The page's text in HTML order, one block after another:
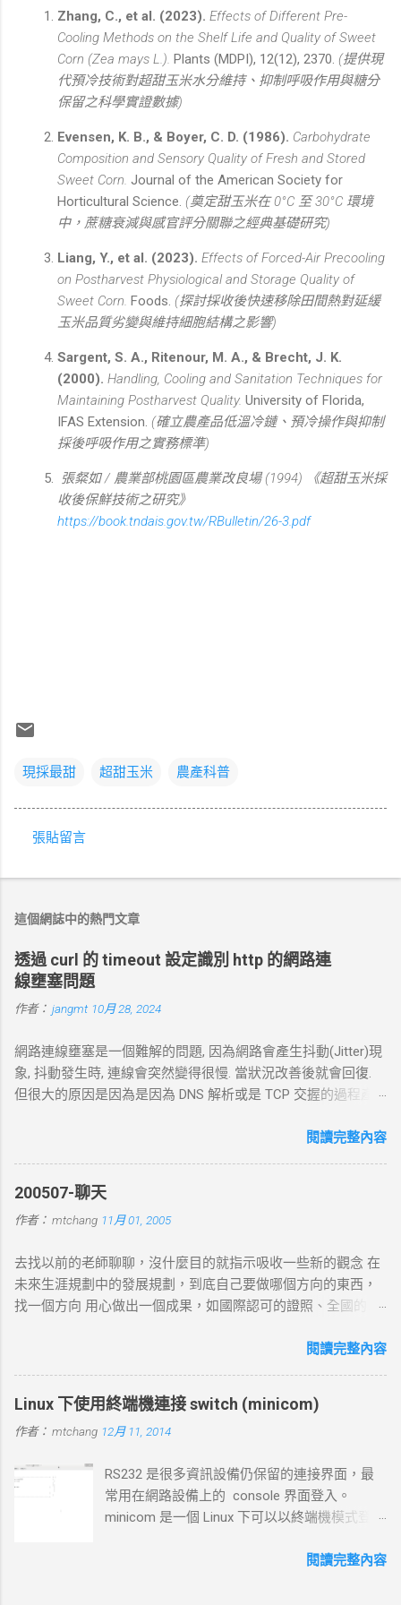
Zhang, C., et al. (2023). Effects of Different Pre-
Cooling Methods on the Shelf Life and Quality of Sweet
Corn (Zea mays L.). Plants (MDPI), 12(12), 2370. (提供現
代預冷技術對超甜玉米水分維持、抑制呼吸作用與糖分
保留之科學實證數據)
Evensen, K. B., & Boyer, C. D. (1986). Carbohydrate
Composition and Sensory Quality of Fresh and Stored
Sweet Corn. Journal of the American Society for
Horticultural Science. (奠定甜玉米在 0°C 至 30°C 環境
中，蔗糖衰減與感官評分關聯之經典基礎研究)
Liang, Y., et al. (2023). Effects of Forced-Air Precooling
on Postharvest Physiological and Storage Quality of
Sweet Corn. Foods. (探討採收後快速移除田間熱對延緩
玉米品質劣變與維持細胞結構之影響)
Sargent, S. A., Ritenour, M. A., & Brecht, J. K.
(2000). Handling, Cooling and Sanitation Techniques for
Maintaining Postharvest Quality. University of Florida,
IFAS Extension. (確立農產品低溫冷鏈、預冷操作與抑制
採後呼吸作用之實務標準)
張粲如 / 農業部桃園區農業改良場 (1994) 《超甜玉米採
收後保鮮技術之研究》
https://book.tndais.gov.tw/RBulletin/26-3.pdf
現採最甜 超甜玉米 農產科普
言
張貼留言
這個網誌中的熱門文章
透過 curl 的 timeout 設定識別 http 的網路連
線壅塞問題
作者： jangmt 10月 28, 2024
網路連線壅塞是一個難解的問題, 因為網路會產生抖動(Jitter)現
象, 抖動發生時, 連線會突然變得很慢. 當狀況改善後就會回復.
但很大的原因是因為是因為 DNS 解析或是 TCP 交握的過程產
以下幾個主要步驟： 1. DNS 查詢 目標 ：解析主機名 (如
進行查詢，獲取目標伺服器的 IP 地址。 結果 ：若查詢成功，
返回 IP 地址， curl 將繼續下一步。若查詢失敗， curl 則返回
DNS 錯誤並中止。 2. TCP 三向交握 (Three-Way Handshake) 目
核發送一個 SYN 封包，目標伺服器回應 SYN-ACK ，然後 curl
返回 ACK 完成三向交握，建立起 TCP 連線。 結果 ：若在 --
connect-timeout 設定時間內未完成三向交握，則連線失敗並返
HTTP 請求，根據 URL 設定不同的請求方法（如 GET 、 POST
）。 過程 ： curl 構建 HTTP 請求標頭並附加任何所需的數據
（如表單數據），然後通過已建立的 TCP 連線將請求發送到伺
服器。 結果 ：伺服器接收請求並準備回應，若過程中出現網路
問題，則請求可能中止或失敗。 4. 伺服器處理請求並返回回應
目標 ：伺服器根據請求的 URL 路徑處理並生成對應的回應內
容。 過程 ：伺服器確認請求內容後，由 HTTP 伺服器（如
httpd ）根據需求（例如讀取靜態文件或調用後端服務）生成回
應，並加上適當的 HTTP 狀態碼和標頭。 結果 ：伺服器將回應
服器接收回應數據，並在終端或指定的輸出目標中顯示。 過程
閱讀完整內容
200507-聊天
作者： mtchang 11月 01, 2005
去找以前的老師聊聊，沒什麼目的就指示吸收一些新的觀念 在
未來生涯規劃中的發展規劃，到底自己要做哪個方向的東西，
找一個方向 用心做出一個成果，如國際認可的證照、全國的比
路。以目前技術而言要就做最大最廣，否則 就做最小最少，避
X-windows上程式的開發： http://www.wxwidgets.org/
http://tavi.debian.org.tw/index.php?page=wxWindows * 使用
Java在嵌入式系統上的開發 當然如果在學習過程中，有好的工
等著我去讀，但好的工作不是常常有的，一定要把握住好的機
閱讀完整內容
Linux 下使用終端機連接 switch (minicom)
作者： mtchang 12月 11, 2014
RS232 是很多資訊設備仍保留的連接界面，最
常用在網路設備上的 console 界面登入。
minicom 是一個 Linux 下可以以終端機模式登入
裝 minicom mtchang@debian:~$ sudo apt-get
閱讀完整內容